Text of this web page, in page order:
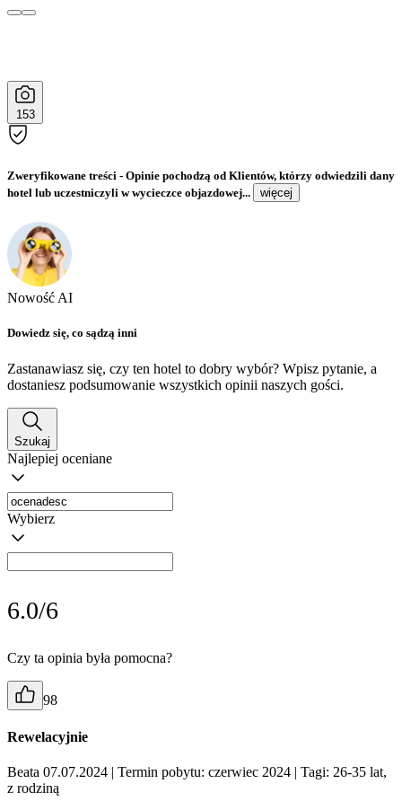
153
Zweryfikowane treści - Opinie pochodzą od Klientów, którzy odwiedzili dany
hotel lub uczestniczyli w wycieczce objazdowej...
więcej
Nowość AI
Dowiedz się, co sądzą inni
Zastanawiasz się, czy ten hotel to dobry wybór? Wpisz pytanie, a
dostaniesz podsumowanie wszystkich opinii naszych gości.
Szukaj
Najlepiej oceniane
Wybierz
6.0/6
Czy ta opinia była pomocna?
98
Rewelacyjnie
Beata 07.07.2024 | Termin pobytu: czerwiec 2024 | Tagi: 26-35 lat,
z rodziną